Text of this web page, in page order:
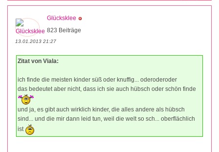
Glücksklee
823 Beiträge
13.01.2013 21:27
Zitat von Viala:
ich finde die meisten kinder süß oder knuffig... oderoderoder
das bedeutet aber nicht, dass ich sie auch hübsch oder schön finde
und ja, es gibt auch wirklich kinder, die alles andere als hübsch
sind... und die mir dann leid tun, weil die welt so sch... oberflächlich
ist